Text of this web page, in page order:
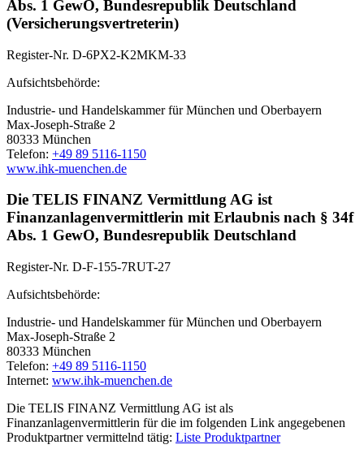
Abs. 1 GewO, Bundesrepublik Deutschland
(Versicherungsvertreterin)
Register-Nr. D-6PX2-K2MKM-33
Aufsichtsbehörde:
Industrie- und Handelskammer für München und Oberbayern
Max-Joseph-Straße 2
80333 München
Telefon: +49 89 5116-1150
www.ihk-muenchen.de
Die TELIS FINANZ Vermittlung AG ist
Finanzanlagenvermittlerin mit Erlaubnis nach § 34f
Abs. 1 GewO, Bundesrepublik Deutschland
Register-Nr. D-F-155-7RUT-27
Aufsichtsbehörde:
Industrie- und Handelskammer für München und Oberbayern
Max-Joseph-Straße 2
80333 München
Telefon: +49 89 5116-1150
Internet: www.ihk-muenchen.de
Die TELIS FINANZ Vermittlung AG ist als
Finanzanlagenvermittlerin für die im folgenden Link angegebenen
Produktpartner vermittelnd tätig: Liste Produktpartner